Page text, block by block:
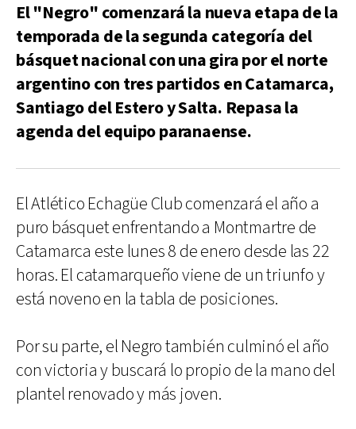
El "Negro" comenzará la nueva etapa de la
temporada de la segunda categoría del
básquet nacional con una gira por el norte
argentino con tres partidos en Catamarca,
Santiago del Estero y Salta. Repasa la
agenda del equipo paranaense.
El Atlético Echagüe Club comenzará el año a
puro básquet enfrentando a Montmartre de
Catamarca este lunes 8 de enero desde las 22
horas. El catamarqueño viene de un triunfo y
está noveno en la tabla de posiciones.
Por su parte, el Negro también culminó el año
con victoria y buscará lo propio de la mano del
plantel renovado y más joven.